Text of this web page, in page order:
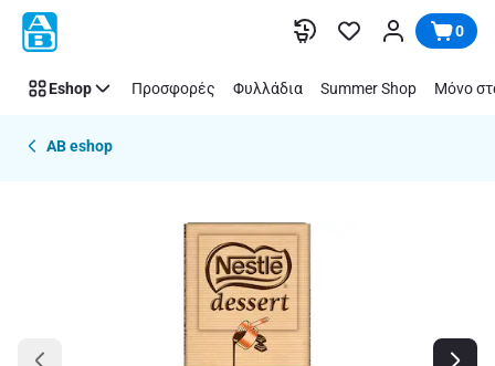
Παράλειψη 0
Eshop Προσφορές Φυλλάδια Summer Shop Μόνο
AB eshop